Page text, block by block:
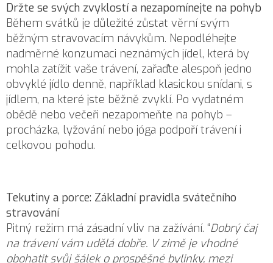
Držte se svých zvyklostí a nezapomínejte na pohyb
Během svátků je důležité zůstat věrní svým
běžným stravovacím návykům. Nepodléhejte
nadměrné konzumaci neznámých jídel, která by
mohla zatížit vaše trávení, zařaďte alespoň jedno
obvyklé jídlo denně, například klasickou snídani, s
jídlem, na které jste běžně zvyklí. Po vydatném
obědě nebo večeři nezapomeňte na pohyb –
procházka, lyžování nebo jóga podpoří trávení i
celkovou pohodu.
Tekutiny a porce: Základní pravidla svátečního
stravování
Pitný režim má zásadní vliv na zažívání. “Dobrý čaj
na trávení vám udělá dobře. V zimě je vhodné
obohatit svůj šálek o prospěšné bylinky, mezi